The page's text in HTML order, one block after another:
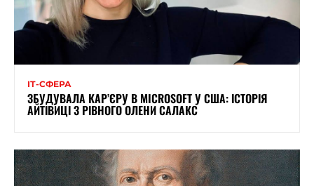
ІТ-СФЕРА
ЗБУДУВАЛА КАР’ЄРУ В MICROSOFT У США: ІСТОРІЯ
АЙТІВИЦІ З РІВНОГО ОЛЕНИ САЛАКС